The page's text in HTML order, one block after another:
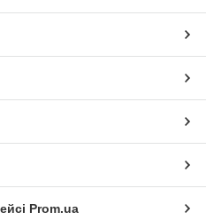
Prom.ua